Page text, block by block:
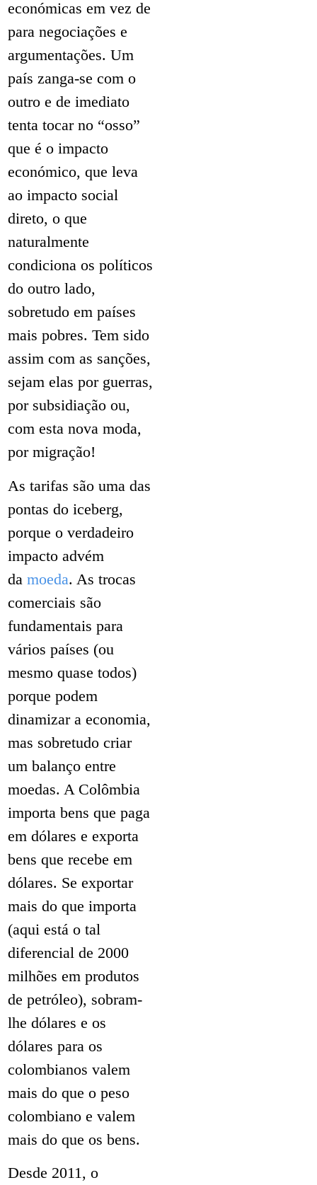
económicas em vez de
para negociações e
argumentações. Um
país zanga-se com o
outro e de imediato
tenta tocar no “osso”
que é o impacto
económico, que leva
ao impacto social
direto, o que
naturalmente
condiciona os políticos
do outro lado,
sobretudo em países
mais pobres. Tem sido
assim com as sanções,
sejam elas por guerras,
por subsidiação ou,
com esta nova moda,
por migração!
As tarifas são uma das
pontas do iceberg,
porque o verdadeiro
impacto advém
da moeda. As trocas
comerciais são
fundamentais para
vários países (ou
mesmo quase todos)
porque podem
dinamizar a economia,
mas sobretudo criar
um balanço entre
moedas. A Colômbia
importa bens que paga
em dólares e exporta
bens que recebe em
dólares. Se exportar
mais do que importa
(aqui está o tal
diferencial de 2000
milhões em produtos
de petróleo), sobram-
lhe dólares e os
dólares para os
colombianos valem
mais do que o peso
colombiano e valem
mais do que os bens.
Desde 2011, o